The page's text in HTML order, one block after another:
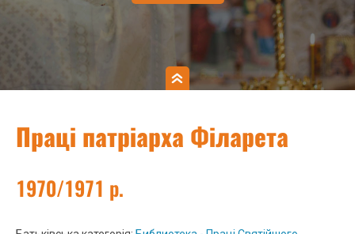
Праці патріарха Філарета
1970/1971 р.